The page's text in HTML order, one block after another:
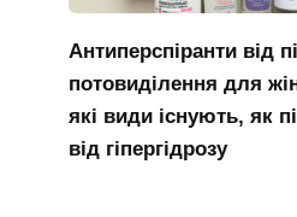
Антиперспіранти від
потовиділення для
які види існують, як
від гіпергідрозу